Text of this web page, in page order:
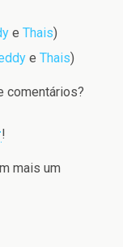
eThais)
eThais)
comentários?
!
mais um